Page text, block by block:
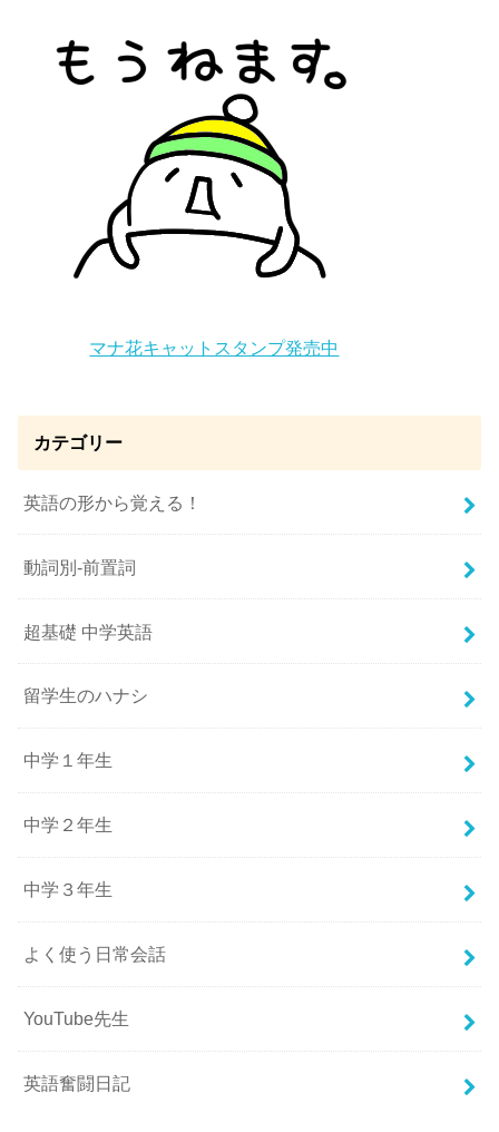
マナ花キャットスタンプ発売中
カテゴリー
英語の形から覚える！
動詞別-前置詞
超基礎 中学英語
留学生のハナシ
中学１年生
中学２年生
中学３年生
よく使う日常会話
YouTube先生
英語奮闘日記